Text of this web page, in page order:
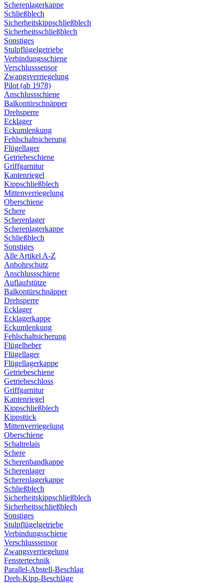
Scherenlagerkappe
Schließblech
Sicherheitskippschließblech
Sicherheitsschließblech
Sonstiges
Stulpflügelgetriebe
Verbindungsschiene
Verschlusssensor
Zwangsverriegelung
Pilot (ab 1978)
Anschlussschiene
Balkontürschnäpper
Drehsperre
Ecklager
Eckumlenkung
Fehlschaltsicherung
Flügellager
Getriebeschiene
Griffgarnitur
Kantenriegel
Kippschließblech
Mittenverriegelung
Oberschiene
Schere
Scherenlager
Scherenlagerkappe
Schließblech
Sonstiges
Alle Artikel A-Z
Anbohrschutz
Anschlussschiene
Auflaufstütze
Balkontürschnäpper
Drehsperre
Ecklager
Ecklagerkappe
Eckumlenkung
Fehlschaltsicherung
Flügelheber
Flügellager
Flügellagerkappe
Getriebeschiene
Getriebeschloss
Griffgarnitur
Kantenriegel
Kippschließblech
Kippstück
Mittenverriegelung
Oberschiene
Schaltrelais
Schere
Scherenbandkappe
Scherenlager
Scherenlagerkappe
Schließblech
Sicherheitskippschließblech
Sicherheitsschließblech
Sonstiges
Stulpflügelgetriebe
Verbindungsschiene
Verschlusssensor
Zwangsverriegelung
Fenstertechnik
Parallel-Abstell-Beschlag
Dreh-Kipp-Beschläge